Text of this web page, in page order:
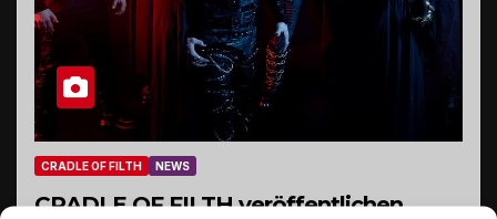
CRADLE OF FILTH NEWS
CRADLE OF FILTH veröffentlichen